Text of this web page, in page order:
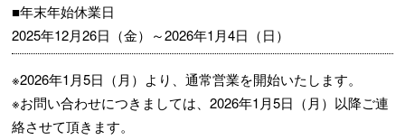
■年末年始休業日
2025年12月26日（金）～2026年1月4日（日）
※2026年1月5日（月）より、通常営業を開始いたします。
※お問い合わせにつきましては、2026年1月5日（月）以降ご連
絡させて頂きます。